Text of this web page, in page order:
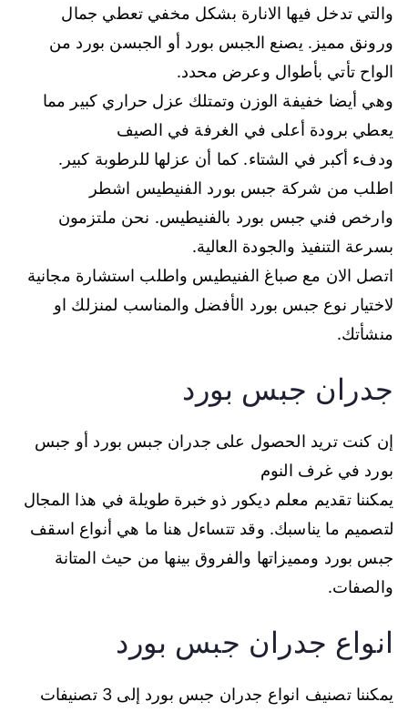
والتي تدخل فيها الانارة بشكل مخفي تعطي جمال
ورونق مميز. يصنع الجبس بورد أو الجبسن بورد من
الواح تأتي بأطوال وعرض محدد.
وهي أيضا خفيفة الوزن وتمتلك عزل حراري كبير مما
يعطي برودة أعلى في الغرفة في الصيف
ودفء أكبر في الشتاء. كما أن عزلها للرطوبة كبير.
اطلب من شركة جبس بورد الفنيطيس اشطر
وارخص فني جبس بورد بالفنيطيس. نحن ملتزمون
بسرعة التنفيذ والجودة العالية.
اتصل الان مع صباغ الفنيطيس واطلب استشارة مجانية
لاختيار نوع جبس بورد الأفضل والمناسب لمنزلك او
منشأتك.
جدران جبس بورد
إن كنت تريد الحصول على جدران جبس بورد أو جبس
بورد في غرف النوم
يمكننا تقديم معلم ديكور ذو خبرة طويلة في هذا المجال
لتصميم ما يناسبك. وقد تتساءل هنا ما هي أنواع اسقف
جبس بورد ومميزاتها والفروق بينها من حيث المتانة
والصفات.
انواع جدران جبس بورد
يمكننا تصنيف انواع جدران جبس بورد إلى 3 تصنيفات